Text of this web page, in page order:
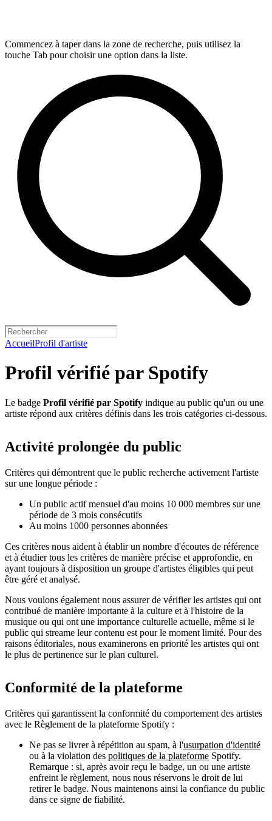
Commencez à taper dans la zone de recherche, puis utilisez la
touche Tab pour choisir une option dans la liste.
AccueilProfil d'artiste
Profil vérifié par Spotify
Le badge Profil vérifié par Spotify indique au public qu'un ou une
artiste répond aux critères définis dans les trois catégories ci-dessous.
Activité prolongée du public
Critères qui démontrent que le public recherche activement l'artiste
sur une longue période :
Un public actif mensuel d'au moins 10 000 membres sur une
période de 3 mois consécutifs
Au moins 1000 personnes abonnées
Ces critères nous aident à établir un nombre d'écoutes de référence
et à étudier tous les critères de manière précise et approfondie, en
ayant toujours à disposition un groupe d'artistes éligibles qui peut
être géré et analysé.
Nous voulons également nous assurer de vérifier les artistes qui ont
contribué de manière importante à la culture et à l'histoire de la
musique ou qui ont une importance culturelle actuelle, même si le
public qui streame leur contenu est pour le moment limité. Pour des
raisons éditoriales, nous examinerons en priorité les artistes qui ont
le plus de pertinence sur le plan culturel.
Conformité de la plateforme
Critères qui garantissent la conformité du comportement des artistes
avec le Règlement de la plateforme Spotify :
Ne pas se livrer à répétition au spam, à l'usurpation d'identité
ou à la violation des politiques de la plateforme Spotify.
Remarque : si, après avoir reçu le badge, un ou une artiste
enfreint le règlement, nous nous réservons le droit de lui
retirer le badge. Nous maintenons ainsi la confiance du public
dans ce signe de fiabilité.